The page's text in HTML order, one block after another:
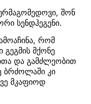
შონ
სენდჰეგენი.
რომ
მქონე
და გამძლეობით
ბრძოლაში კი
მკაფიოდ